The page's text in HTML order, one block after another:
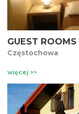
GUEST ROOMS
Częstochowa
więcej >>